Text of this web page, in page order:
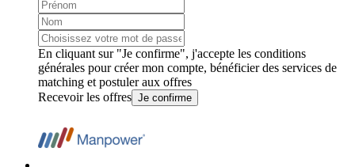
En cliquant sur "Je confirme", j'accepte les conditions
générales pour créer mon compte, bénéficier des services de
matching et postuler aux offres
Recevoir les offres Je confirme